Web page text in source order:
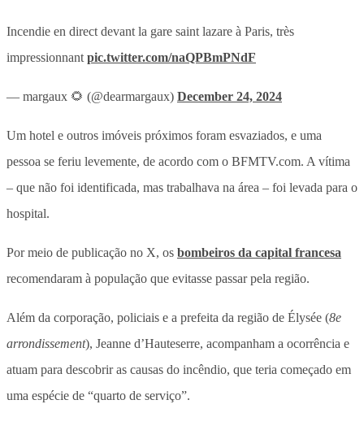
Incendie en direct devant la gare saint lazare à Paris, très
impressionnant pic.twitter.com/naQPBmPNdF
— margaux 🌻 (@dearmargaux) December 24, 2024
Um hotel e outros imóveis próximos foram esvaziados, e uma
pessoa se feriu levemente, de acordo com o BFMTV.com. A vítima
– que não foi identificada, mas trabalhava na área – foi levada para o
hospital.
Por meio de publicação no X, os bombeiros da capital francesa
recomendaram à população que evitasse passar pela região.
Além da corporação, policiais e a prefeita da região de Élysée (8e
arrondissement), Jeanne d’Hauteserre, acompanham a ocorrência e
atuam para descobrir as causas do incêndio, que teria começado em
uma espécie de “quarto de serviço”.